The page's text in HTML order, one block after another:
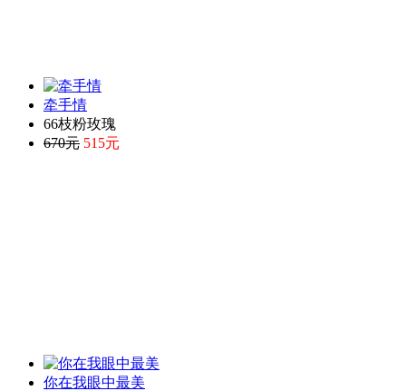
牵手情
66枝粉玫瑰
670元 515元
你在我眼中最美